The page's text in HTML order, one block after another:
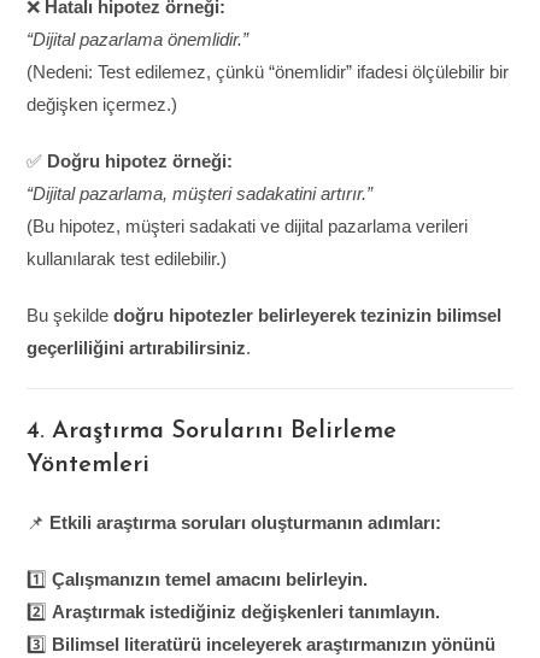
❌ Hatalı hipotez örneği:
“Dijital pazarlama önemlidir.”
(Nedeni: Test edilemez, çünkü “önemlidir” ifadesi ölçülebilir bir
değişken içermez.)
✅ Doğru hipotez örneği:
“Dijital pazarlama, müşteri sadakatini artırır.”
(Bu hipotez, müşteri sadakati ve dijital pazarlama verileri
kullanılarak test edilebilir.)
Bu şekildedoğru hipotezler belirleyerek tezinizin bilimsel
geçerliliğini artırabilirsiniz.
4. Araştırma Sorularını Belirleme
Yöntemleri
📌 Etkili araştırma soruları oluşturmanın adımları:
1️⃣Çalışmanızın temel amacını belirleyin.
2️⃣ Araştırmak istediğiniz değişkenleri tanımlayın.
3️⃣ Bilimsel literatürü inceleyerek araştırmanızın yönünü